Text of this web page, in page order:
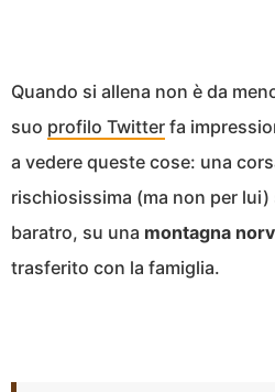
Quando si allena non è da
suo profilo Twitter fa
a vedere queste cose: una
rischiosissima (ma non per
baratro, su una montagna
trasferito con la famiglia.